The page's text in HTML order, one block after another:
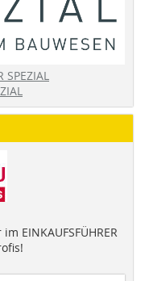
EINKAUFSFÜHRER